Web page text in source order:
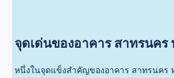
จุดเด่นของอาคาร สาทรนคร
หนึ่งในจุดแข็งสำคัญของอาคาร สาทรนคร